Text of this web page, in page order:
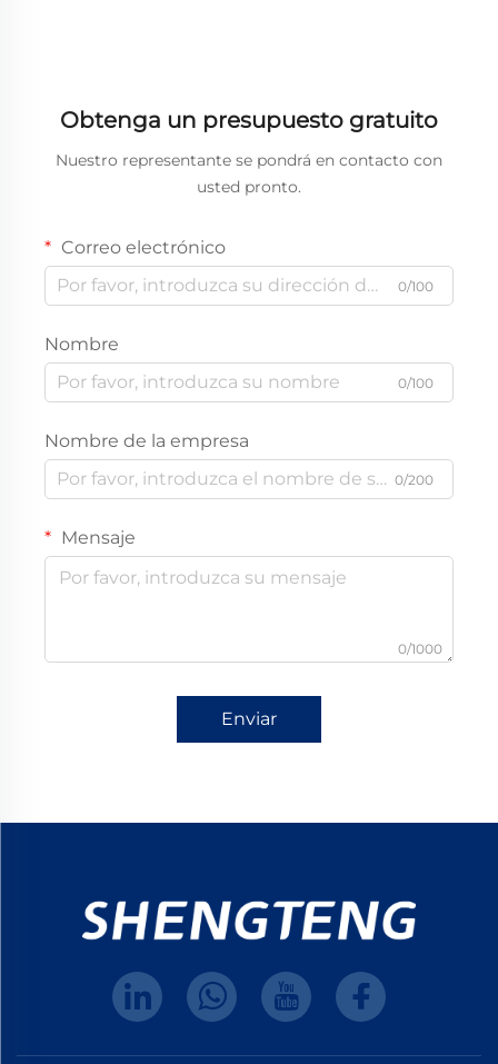
Obtenga un presupuesto gratuito
Nuestro representante se pondrá en contacto con
usted pronto.
Correo electrónico
0/100
Nombre
0/100
Nombre de la empresa
0/200
Mensaje
0/1000
Enviar